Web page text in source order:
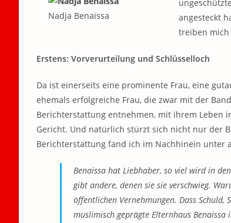
Nadja Benaissa
angesteckt
treiben mich
Erstens: Vorverurteilung und Schlüsselloch
Da ist einerseits eine prominente Frau, eine
ehemals erfolgreiche Frau, die zwar mit der
Berichterstattung entnehmen, mit ihrem Leben
Gericht. Und natürlich stürzt sich nicht nur der
Berichterstattung fand ich im Nachhinein unter
Benaissa hat Liebhaber, so viel wird in
gibt andere, denen sie sie verschwieg.
öffentlichen Vernehmungen. Dass Schuld,
muslimisch geprägte Elternhaus